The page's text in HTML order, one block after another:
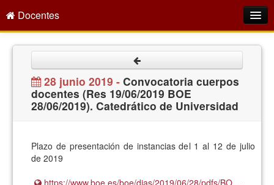
Docentes
Empleo Público
Gestión PDI
Seprus
28 junio 2019 - Convocatoria cuerpos
docentes (Res 19/06/2019 BOE
28/06/2019). Catedrático de Universidad
Plazo de presentación de instancias del 1 al 12 de julio
de 2019
https://www.boe.es/boe/dias/2019/06/28/pdfs/BO ...